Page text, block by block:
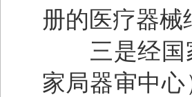
册的医疗器械
三是经国家
家局器审中